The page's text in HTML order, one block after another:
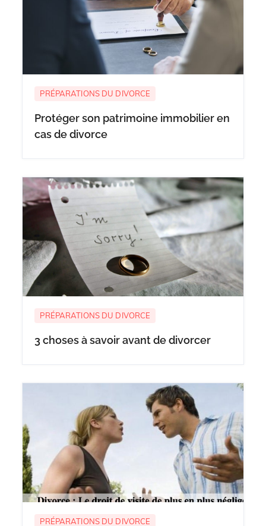
PRÉPARATIONS DU DIVORCE
Protéger son patrimoine immobilier en
cas de divorce
PRÉPARATIONS DU DIVORCE
3 choses à savoir avant de divorcer
PRÉPARATIONS DU DIVORCE